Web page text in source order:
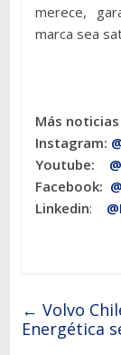
merece,
marca sea
Más noticias
Instagram:
Youtube:
Facebook:
Linkedin:
← Volvo
Energética